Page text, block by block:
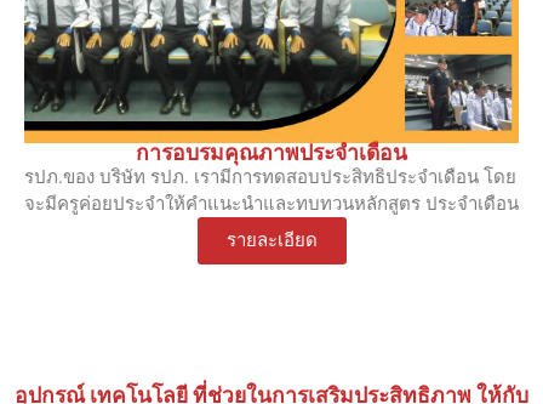
การอบรมคุณภาพประจำเดือน
รปภ.ของ บริษัท รปภ. เรามีการทดสอบประสิทธิประจำเดือน โดย
จะมีครูค่อยประจำให้คำแนะนำและทบทวนหลักสูตร ประจำเดือน
รายละเอียด
อุปกรณ์ เทคโนโลยี ที่ช่วยในการเสริมประสิทธิภาพ ให้กับ